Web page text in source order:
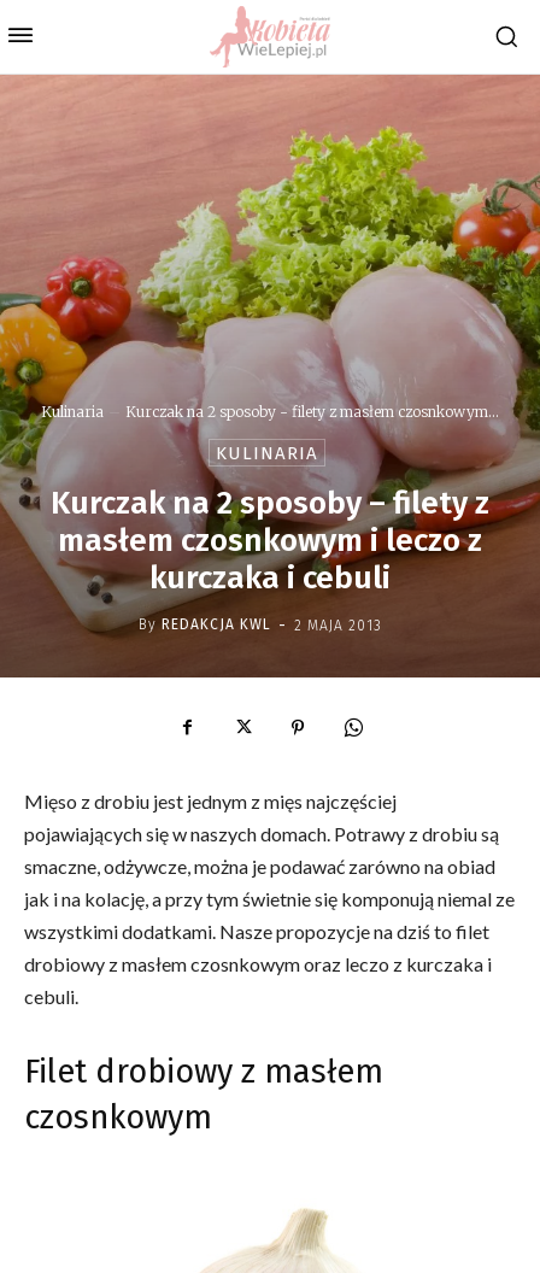
Kulinaria Kurczak na 2 sposoby - filety z masłem czosnkowym...
KULINARIA
Kurczak na 2 sposoby – filety z
masłem czosnkowym i leczo z
kurczaka i cebuli
By REDAKCJA KWL - 2 MAJA 2013
Mięso z drobiu jest jednym z mięs najczęściej
pojawiających się w naszych domach. Potrawy z drobiu są
smaczne, odżywcze, można je podawać zarówno na obiad
jak i na kolację, a przy tym świetnie się komponują niemal ze
wszystkimi dodatkami. Nasze propozycje na dziś to filet
drobiowy z masłem czosnkowym oraz leczo z kurczaka i
cebuli.
Filet drobiowy z masłem
czosnkowym